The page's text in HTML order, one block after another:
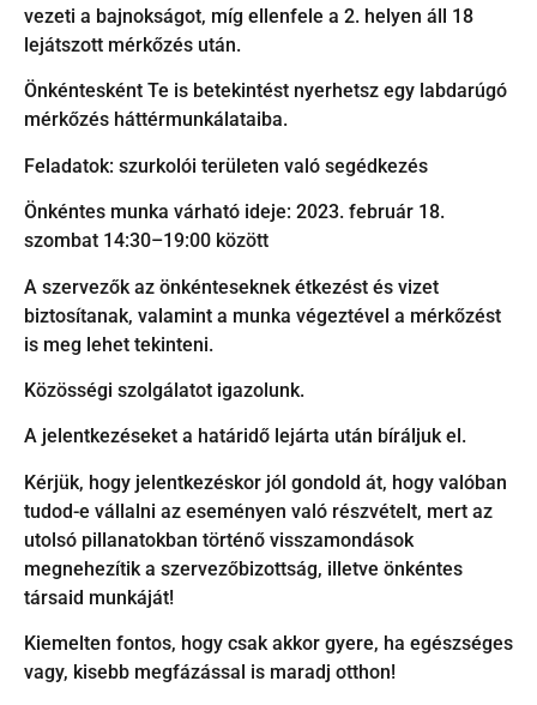
vezeti a bajnokságot, míg ellenfele a 2. helyen áll 18
lejátszott mérkőzés után.
Önkéntesként Te is betekintést nyerhetsz egy labdarúgó
mérkőzés háttérmunkálataiba.
Feladatok: szurkolói területen való segédkezés
Önkéntes munka várható ideje: 2023. február 18.
szombat 14:30–19:00 között
A szervezők az önkénteseknek étkezést és vizet
biztosítanak, valamint a munka végeztével a mérkőzést
is meg lehet tekinteni.
Közösségi szolgálatot igazolunk.
A jelentkezéseket a határidő lejárta után bíráljuk el.
Kérjük, hogy jelentkezéskor jól gondold át, hogy valóban
tudod-e vállalni az eseményen való részvételt, mert az
utolsó pillanatokban történő visszamondások
megnehezítik a szervezőbizottság, illetve önkéntes
társaid munkáját!
Kiemelten fontos, hogy csak akkor gyere, ha egészséges
vagy, kisebb megfázással is maradj otthon!